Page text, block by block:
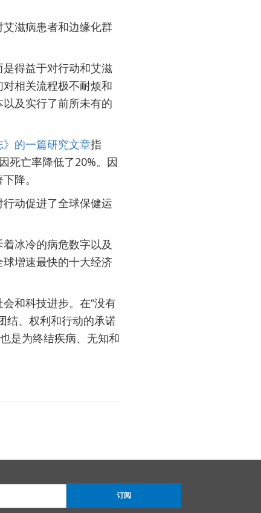
滋病患者和边缘化群
得益于对行动和艾滋
相关流程极不耐烦和
及实行了前所未有的
的一篇研究文章指
死亡率降低了20%。因
降。
动促进了全球保健运
冰冷的病危数字以及
增速最快的十大经济
和科技进步。在“没有
结、权利和行动的承诺
是为终结疾病、无知和
订阅